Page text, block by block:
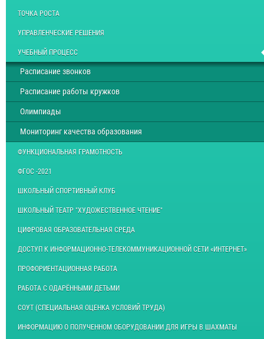
ТОЧКА РОСТА
УПРАВЛЕНЧЕСКИЕ РЕШЕНИЯ
УЧЕБНЫЙ ПРОЦЕСС
Расписание звонков
Расписание работы кружков
Олимпиады
Мониторинг качества образования
ФУНКЦИОНАЛЬНАЯ ГРАМОТНОСТЬ
ФГОС -2021
ШКОЛЬНЫЙ СПОРТИВНЫЙ КЛУБ
ШКОЛЬНЫЙ ТЕАТР "ХУДОЖЕСТВЕННОЕ ЧТЕНИЕ"
ЦИФРОВАЯ ОБРАЗОВАТЕЛЬНАЯ СРЕДА
ДОСТУП К ИНФОРМАЦИОННО-ТЕЛЕКОММУНИКАЦИОННОЙ СЕТИ «ИНТЕРНЕТ»
ПРОФОРИЕНТАЦИОННАЯ РАБОТА
РАБОТА С ОДАРЁННЫМИ ДЕТЬМИ
СОУТ (СПЕЦИАЛЬНАЯ ОЦЕНКА УСЛОВИЙ ТРУДА)
ИНФОРМАЦИЮ О ПОЛУЧЕННОМ ОБОРУДОВАНИИ ДЛЯ ИГРЫ В ШАХМАТЫ